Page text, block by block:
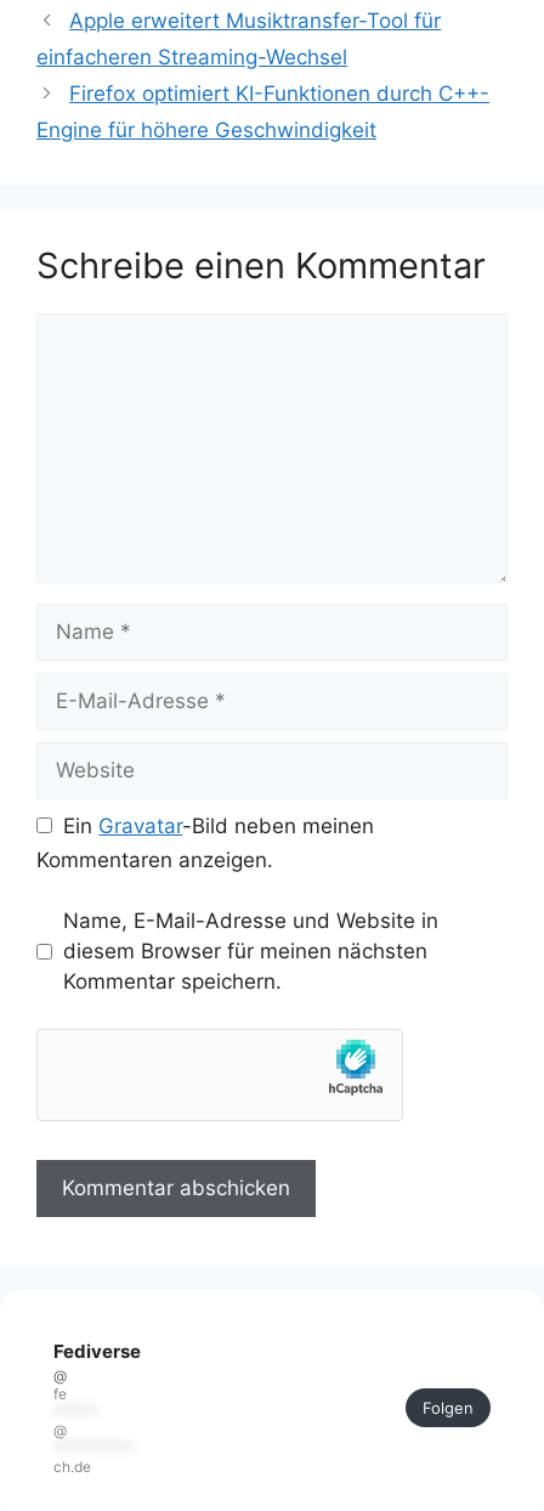
Apple erweitert Musiktransfer-Tool für
einfacheren Streaming-Wechsel
Firefox optimiert KI-Funktionen durch C++-
Engine für höhere Geschwindigkeit
Schreibe einen Kommentar
Mail-
Ein Gravatar-Bild neben meinen
Kommentaren anzeigen.
Name, E-Mail-Adresse und Website in
diesem Browser für meinen nächsten
Kommentar speichern.
Fediverse
@
fe
@
ch.de
Folgen